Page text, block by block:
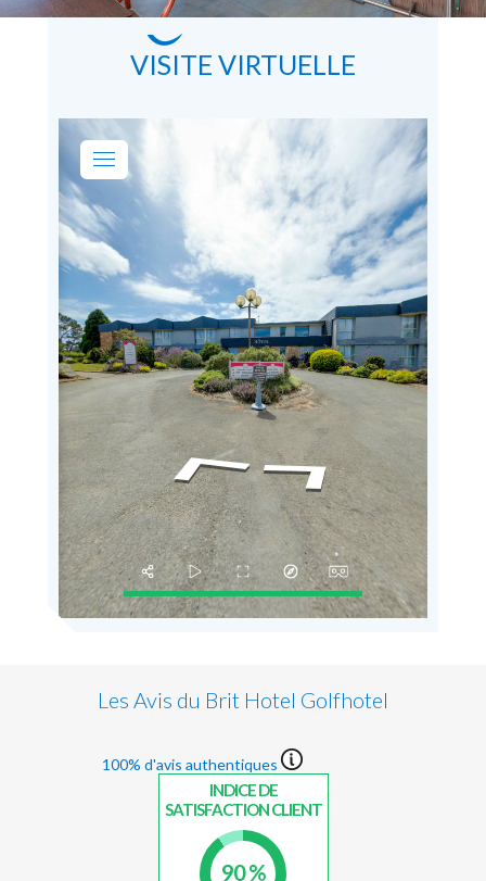
VISITE VIRTUELLE
Les Avis du Brit Hotel Golfhotel
100% d'avis authentiques
INDICE DE
SATISFACTION CLIENT
90 %